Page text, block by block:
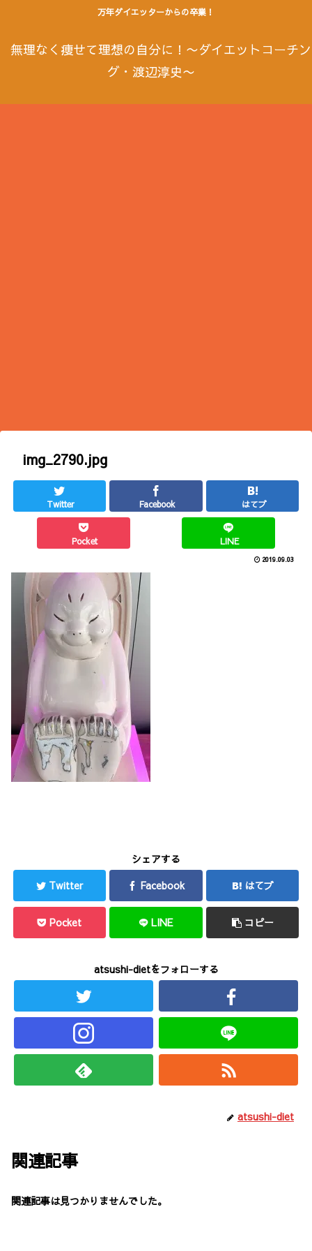
万年ダイエッターからの卒業！
無理なく痩せて理想の自分に！〜ダイエットコーチン
グ・渡辺淳史〜
img_2790.jpg
Twitter Facebook はてブ
Pocket LINE
2019.09.03
シェアする
Twitter
Facebook はてブ
Pocket LINE コピー
atsushi-dietをフォローする
atsushi-diet
関連記事
関連記事は見つかりませんでした。